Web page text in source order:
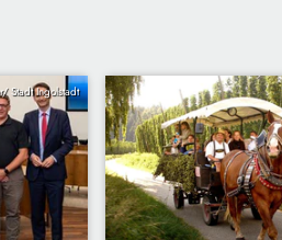
Stadt Ingolstadt